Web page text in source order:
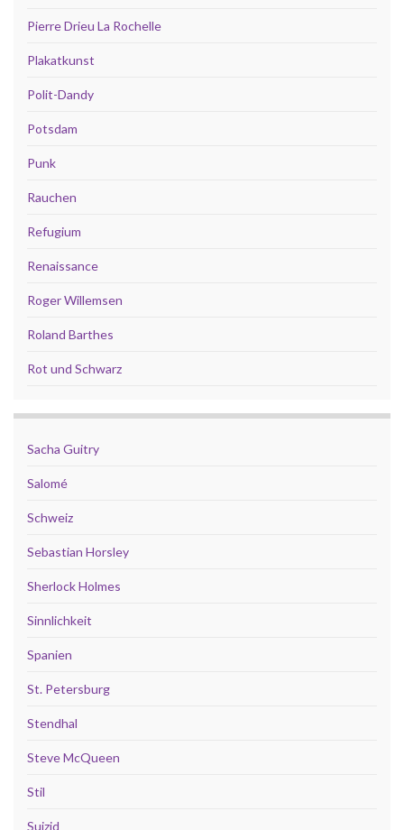
Pierre Drieu La Rochelle
Plakatkunst
Polit-Dandy
Potsdam
Punk
Rauchen
Refugium
Renaissance
Roger Willemsen
Roland Barthes
Rot und Schwarz
Sacha Guitry
Salomé
Schweiz
Sebastian Horsley
Sherlock Holmes
Sinnlichkeit
Spanien
St. Petersburg
Stendhal
Steve McQueen
Stil
Suizid